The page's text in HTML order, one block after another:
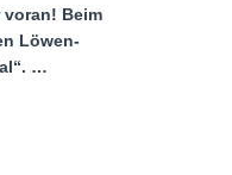
voran! Beim
Löwen-
…